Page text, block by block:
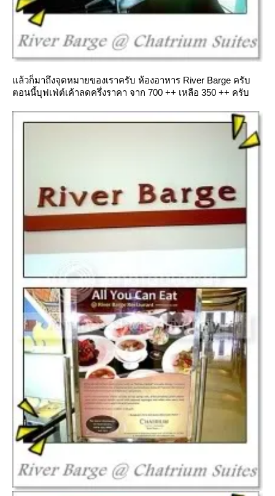
ล้วก็มาถึงจุดหมายของเราครับ ห้องอาหาร River Barge ครับ
ตอนนี้บุฟเฟ่ต์เค้าลดครึ่งราคา จาก 700 ++ เหลือ 350 ++ ครับ